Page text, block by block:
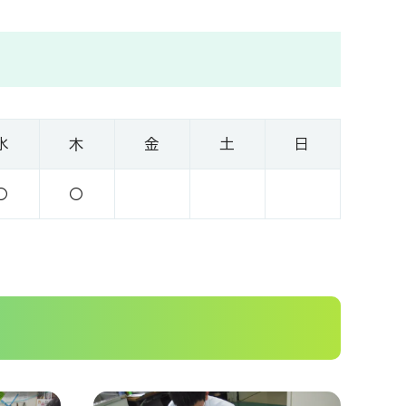
木 金 土 日
〇